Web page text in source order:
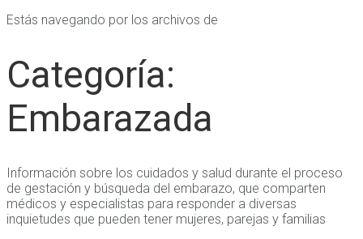
Estás navegando por los archivos de
Categoría:
Embarazada
Información sobre los cuidados y salud durante el proceso
de gestación y búsqueda del embarazo, que comparten
médicos y especialistas para responder a diversas
inquietudes que pueden tener mujeres, parejas y familias